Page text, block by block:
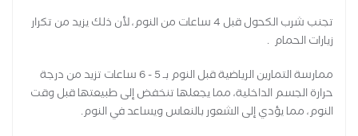
تجنب شرب الكحول قبل 4 ساعات من النوم، لأن ذلك يزيد من تكرار
زيارات الحمام .
ممارسة التمارين الرياضية قبل النوم بـ 5 - 6 ساعات تزيد من درجة
حرارة الجسم الداخلية، مما يجعلها تنخفض إلى طبيعتها قبل وقت
النوم، مما يؤدي إلى الشعور بالنعاس ويساعد في النوم.